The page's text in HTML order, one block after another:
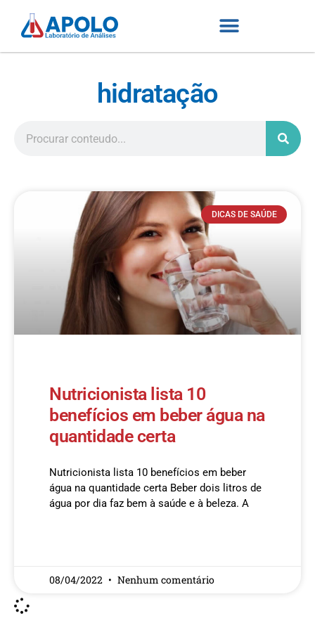
hidratação
DICAS DE SAÚDE
Nutricionista lista 10
benefícios em beber água na
quantidade certa
Nutricionista lista 10 benefícios em beber
água na quantidade certa Beber dois litros de
água por dia faz bem à saúde e à beleza. A
08/04/2022 Nenhum comentário